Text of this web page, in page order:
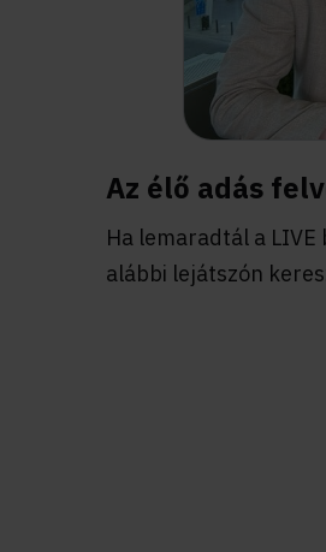
Az élő adás
Ha lemaradtál a
alábbi lejátszón